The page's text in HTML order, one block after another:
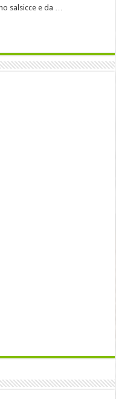
salsicce e da …